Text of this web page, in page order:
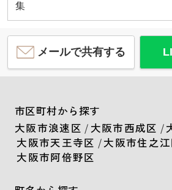
集
メールで共有する
市区町村から探す
大阪市浪速区 / 大阪市西成区 /
大阪市天王寺区 /大阪市住之
大阪市阿倍野区